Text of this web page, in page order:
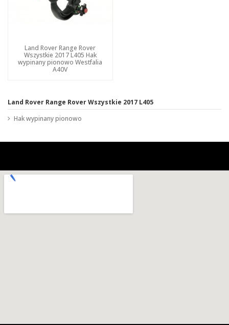
Land Rover Range Rover
Wszystkie 2017 L405 Hak
wypinany pionowo Westfalia
A40V
Land Rover Range Rover Wszystkie 2017 L405
Hak wypinany pionowo